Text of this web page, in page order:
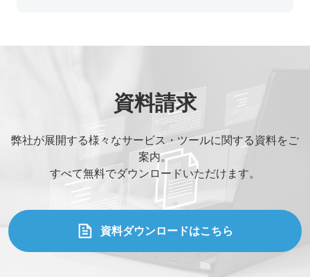
資料請求
弊社が展開する様々なサービス・ツールに関する資料をご
案内。
すべて無料でダウンロードいただけます。
資料ダウンロードはこちら